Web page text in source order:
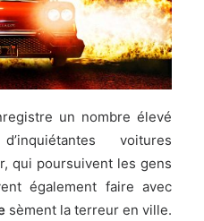
un nombre élevé
voitures
qui poursuivent les gens
également faire avec
sèment la terreur en ville.